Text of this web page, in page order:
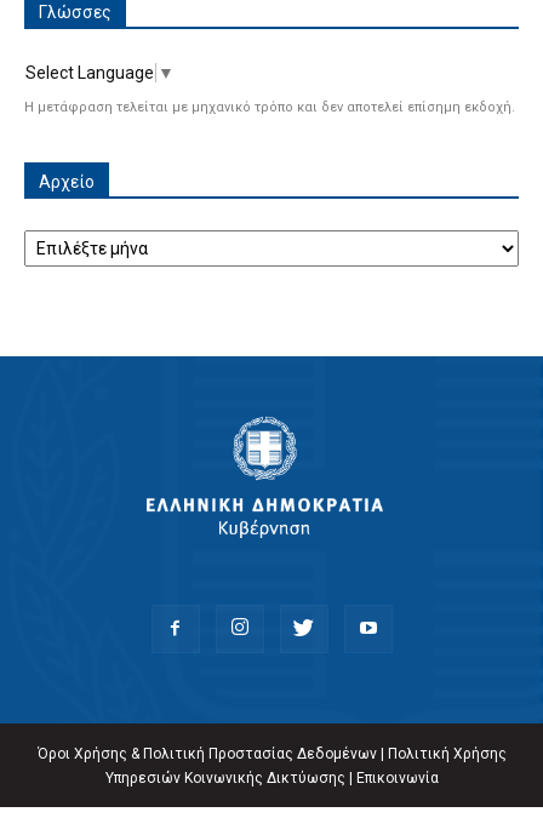
Γλώσσες
Select Language ▼
Η μετάφραση τελείται με μηχανικό τρόπο και δεν αποτελεί επίσημη εκδοχή.
Αρχείο
Αρχείο
Όροι Χρήσης & Πολιτική Προστασίας Δεδομένων|
Πολιτική Χρήσης
Υπηρεσιών Κοινωνικής Δικτύωσης
Επικοινωνία